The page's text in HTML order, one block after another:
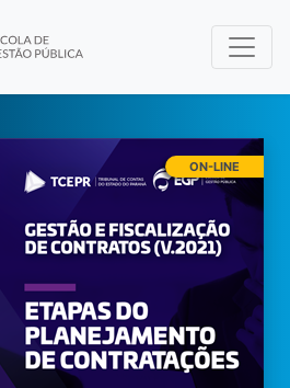
ON-LINE